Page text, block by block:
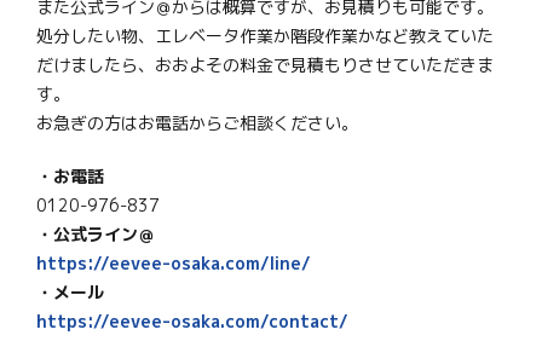
また公式ライン＠からは概算ですが、お見積りも可能です。
処分したい物、エレベータ作業か階段作業かなど教えていた
だけましたら、おおよその料金で見積もりさせていただきま
す。
お急ぎの方はお電話からご相談ください。
・お電話
0120-976-837
・公式ライン＠
https://eevee-osaka.com/line/
・メール
https://eevee-osaka.com/contact/